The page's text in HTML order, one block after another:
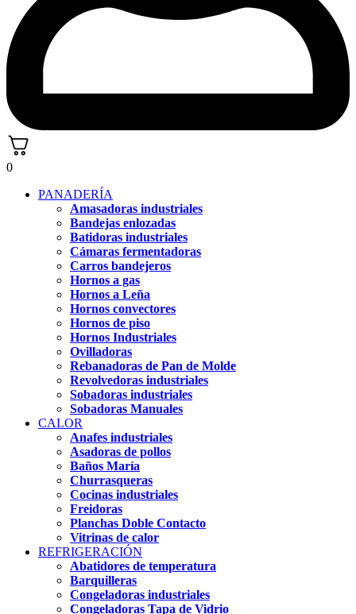
0
PANADERÍA
Amasadoras industriales
Bandejas enlozadas
Batidoras industriales
Cámaras fermentadoras
Carros bandejeros
Hornos a gas
Hornos a Leña
Hornos convectores
Hornos de piso
Hornos Industriales
Ovilladoras
Rebanadoras de Pan de Molde
Revolvedoras industriales
Sobadoras industriales
Sobadoras Manuales
CALOR
Anafes industriales
Asadoras de pollos
Baños María
Churrasqueras
Cocinas industriales
Freidoras
Planchas Doble Contacto
Vitrinas de calor
REFRIGERACIÓN
Abatidores de temperatura
Barquilleras
Congeladoras industriales
Congeladoras Tapa de Vidrio